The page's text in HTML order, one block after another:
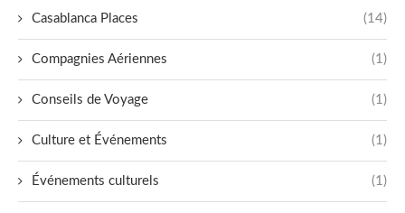
Casablanca Places (14)
Compagnies Aériennes (1)
Conseils de Voyage (1)
Culture et Événements (1)
Événements culturels (1)